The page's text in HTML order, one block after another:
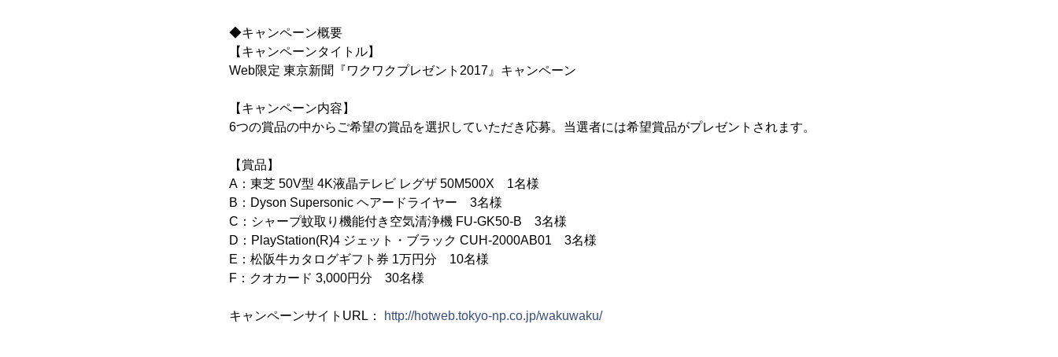
◆キャンペーン概要
【キャンペーンタイトル】
Web限定 東京新聞『ワクワクプレゼント2017』キャンペーン
【キャンペーン内容】
6つの賞品の中からご希望の賞品を選択していただき応募。当選者には希望賞品がプレゼントされます。
【賞品】
A：東芝 50V型 4K液晶テレビ レグザ 50M500X 1名様
B：Dyson Supersonic ヘアードライヤー 3名様
C：シャープ蚊取り機能付き空気清浄機 FU-GK50-B 3名様
D：PlayStation(R)4 ジェット・ブラック CUH-2000AB01 3名様
E：松阪牛カタログギフト券 1万円分 10名様
F：クオカード 3,000円分 30名様
キャンペーンサイトURL： http://hotweb.tokyo-np.co.jp/wakuwaku/